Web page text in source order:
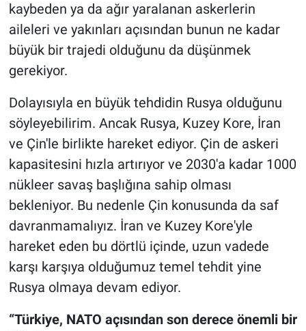
kaybeden ya da ağır yaralanan askerlerin
aileleri ve yakınları açısından bunun ne kadar
büyük bir trajedi olduğunu da düşünmek
gerekiyor.
Dolayısıyla en büyük tehdidin Rusya olduğunu
söyleyebilirim. Ancak Rusya, Kuzey Kore, İran
ve Çin'le birlikte hareket ediyor. Çin de askeri
kapasitesini hızla artırıyor ve 2030'a kadar 1000
nükleer savaş başlığına sahip olması
bekleniyor. Bu nedenle Çin konusunda da saf
davranmamalıyız. İran ve Kuzey Kore'yle
hareket eden bu dörtlü içinde, uzun vadede
karşı karşıya olduğumuz temel tehdit yine
Rusya olmaya devam ediyor.
“Türkiye, NATO açısından son derece önemli bir